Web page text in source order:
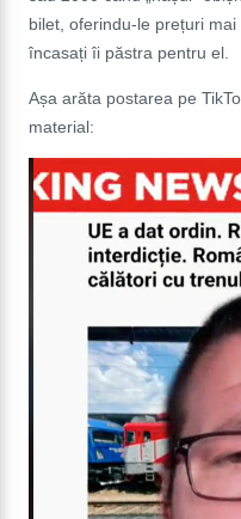
bilet, oferindu-le prețuri
încasați îi păstra pentru el.
Așa arăta postarea pe
material: